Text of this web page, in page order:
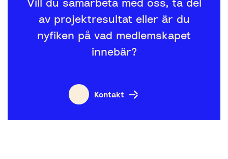
Vill du samarbeta med oss, ta del
av projektresultat eller är du
nyfiken på vad medlemskapet
innebär?
Kontakt